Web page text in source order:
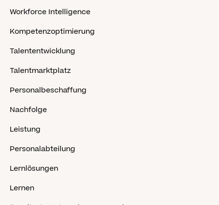
Workforce Intelligence
Kompetenzoptimierung
Talententwicklung
Talentmarktplatz
Personalbeschaffung
Nachfolge
Leistung
Personalabteilung
Lernlösungen
Lernen